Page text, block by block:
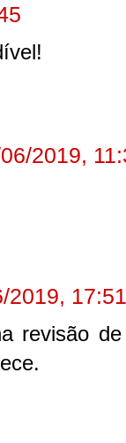
2019,
2019, 17:51
revisão